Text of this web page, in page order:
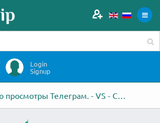
Login
Signup
Twip battle - Авто просмотры Телеграм. - VS - Создам бесшовный